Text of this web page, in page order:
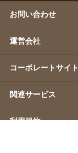
お問い合わせ
運営会社
コーポレートサイト
関連サービス
利用規約